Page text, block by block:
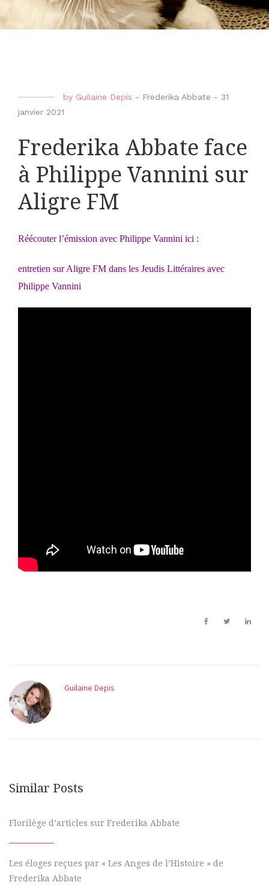
by Guilaine Depis - Frederika Abbate - 31
janvier 2021
Frederika Abbate face
à Philippe Vannini sur
Aligre FM
Réécouter l’émission avec Philippe Vannini ici :
entretien sur Aligre FM dans les Jeudis Littéraires avec
Philippe Vannini
Guilaine Depis
Similar Posts
Florilège d’articles sur Frederika Abbate
Les éloges reçues par « Les Anges de l’Histoire » de
Frederika Abbate